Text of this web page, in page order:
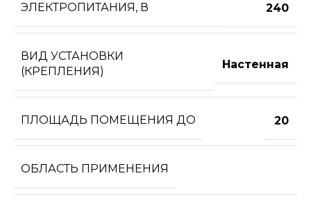
ЭЛЕКТРОПИТАНИЯ, В
240
ВИД УСТАНОВКИ
(КРЕПЛЕНИЯ)
Настенная
ПЛОЩАДЬ ПОМЕЩЕНИЯ ДО 20
ОБЛАСТЬ ПРИМЕНЕНИЯ